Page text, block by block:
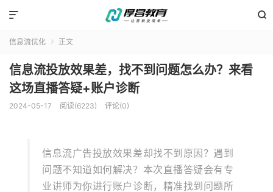


信息流优化  正文
信息流投放效果差，找不到问题怎么办？来看
这场直播答疑+账户诊断
2024-05-17 阅读(6223) 评论(0)
信息流广告投放效果差却找不到原因？遇到
问题不知道如何解决？本次直播答疑会有专
业讲师为你进行账户诊断，精准找到问题所